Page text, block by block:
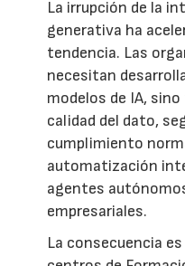
La irrupción de la
generativa ha
tendencia. Las
necesitan
modelos de IA,
calidad del dato,
cumplimiento
automatización
agentes
empresariales.
La consecuencia